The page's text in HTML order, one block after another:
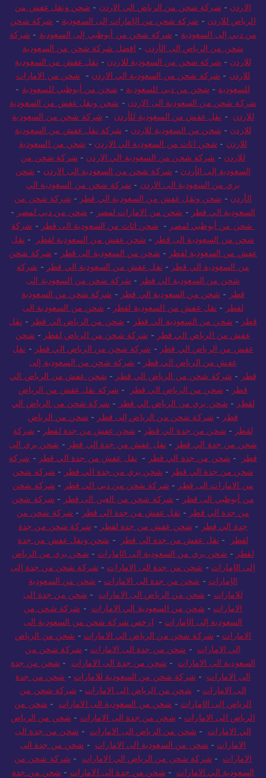
الاردن - شركة شحن من الرياض الي الاردن - شحن ونقل عفش من
الرياض للاردن - شركة شحن من الإمارات إلى السعودية - شركة شحن
من دبي إلى السعودية - شركة شحن من أبوظبي إلى السعودية - شركة
شحن من الرياض الى الأردن - افضل شركة شحن من السعودية
للاردن - شركة شحن من السعودية للاردن - نقل عفش من السعودية
للاردن - شركة شحن من السعودية الي الاردن - شحن من الامارات
للسعودية - شحن من دبي للسعودية - شحن من أبوظبي للسعودية -
شركة شحن من السعودية الى الاردن - شحن ونقل عفش من السعودية
للاردن - نقل عفش من السعودية للأردن - شركة شحن من السعودية
للاردن - شحن من السعودية للاردن - شركة نقل عفش من السعودية
للاردن - شحن اثاث من السعودية الي الاردن - شحن من السعودية
للاردن - شركة شحن من السعودية الي الاردن - شركة شحن من
السعودية إلى الأردن - شركة شحن من السعودية الى الاردن - شحن
بري من السعودية الى الاردن - شركة شحن من السعودية الي
الأردن - شحن ونقل عفش من السعودية الي قطر - شركة شحن من
السعودية الي قطر - شحن من الامارات لمصر - شحن من دبي لمصر -
شحن من أبوظبي لمصر - شحن اثاث من السعودية الى قطر - شركة
شحن من السعودية الى قطر - شحن عفش من السعودية لقطر - نقل
عفش من السعودية لقطر - شحن من السعودية الى قطر - شركة شحن
من السعودية الي قطر - نقل عفش من السعودية الي قطر - شركة
شحن من السعودية الي قطر - شركة شحن من السعودية الى
قطر - شحن من السعودية الي قطر - شركة شحن من السعودية
لقطر - نقل عفش من السعودية لقطر - شحن من السعودية الى
قطر - شحن من السعودية الي قطر - شحن من الرياض الي قطر - نقل
عفش من الرياض الي قطر - شركة شحن من الرياض لقطر - شحن
عفش من الرياض الي قطر - شركة شحن من الرياض الي قطر - نقل
عفش من الرياض الي قطر - شركة شحن من السعودية إلى
قطر - شركة شحن من الرياض الي قطر - شحن عفش من الرياض الي
قطر - شحن من الرياض الي قطر - شركة نقل عفش من الرياض
لقطر - شحن بري من الرياض الي قطر - شركة شحن من الرياض الي
قطر - شركة شحن من الرياض إلى قطر - شحن من الرياض
لقطر - شحن من جدة الي قطر - شحن عفش من جدة لقطر - شركة
شحن من جدة الي قطر - نقل عفش من جدة الي قطر - شحن بري الى
قطر
- شحن من جدة الي قطر - نقل عفش من جدة الي قطر - شركة
شحن من جدة الي قطر - شحن بري من جدة الي قطر - شركة شحن
من الامارات الى قطر - شركة شحن من دبي الى قطر - شركة شحن
من أبوظبي الى قطر - شركة شحن من العين الى قطر - شركة شحن
من جدة الي قطر - نقل عفش من جدة الي قطر - شركة شحن من
جدة الي قطر - شحن عفش من جدة لقطر - شركة شحن من جدة
لقطر
- نقل عفش من جدة الي قطر - شحن ونقل عفش من جدة
لقطر - شحن بري من السعودية إلى الإمارات - شحن بري من الرياض
إلى الإمارات - شحن من جدة الى الامارات - شركة شحن من جدة إلى
الإمارات - شحن من جدة الى الامارات - شحن من السعودية
للامارات - شحن من الرياض الى الامارات - شحن من جدة الى
الامارات - شحن من السعودية الي الامارات - شركة شحن من
السعودية إلى الإمارات - ارخص شركة شحن من السعودية الى
الامارات - شركة شحن من الرياض الي الامارات - شحن من الرياض
الي الامارات - شحن من جدة الى الامارات - شركة شحن من
السعودية الى الامارات - شحن من جدة الى الامارات - شحن من جدة
الى الامارات - شركة شحن من السعودية للامارات - شحن من جدة
الى الامارات - شحن من الرياض الى الامارات - شركة شحن من
الرياض إلى الإمارات - شحن من السعودية الى الامارات - شحن من
الرياض الى الامارات - شحن من جدة الى الامارات - شحن من الرياض
الي الامارات - شحن من الرياض الى الامارات - شحن من جدة الى
الامارات - شحن من السعودية الى الامارات - شحن من جدة الى
الامارات - شركة شحن من الرياض الي الامارات - شركة شحن من
السعودية الي الامارات - شحن من جدة الى الامارات - شحن من جدة